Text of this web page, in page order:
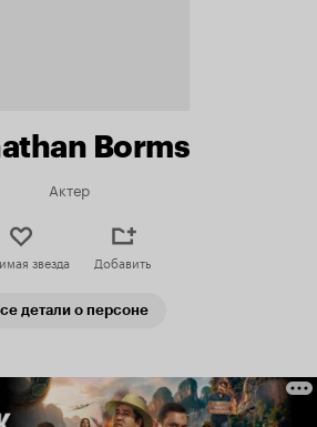
Borms
Актер
звезда Добавить
детали о персоне